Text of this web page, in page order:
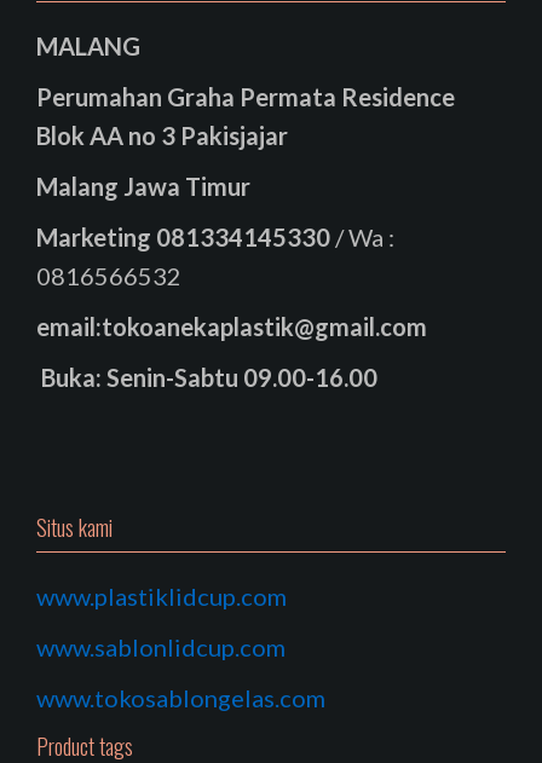
MALANG
Perumahan Graha Permata Residence
Blok AA no 3 Pakisjajar
Malang Jawa Timur
Marketing 081334145330 / Wa :
0816566532
email:tokoanekaplastik@gmail.com
Buka: Senin-Sabtu 09.00-16.00
Situs kami
www.plastiklidcup.com
www.sablonlidcup.com
www.tokosablongelas.com
Product tags